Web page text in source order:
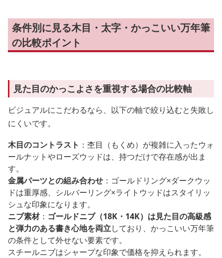
条件別に見る木目・太字・かっこいい万年筆
の比較ポイント
見た目のかっこよさを重視する場合の比較軸
ビジュアルにこだわるなら、以下の軸で絞り込むと失敗し
にくいです。
木目のコントラスト ：杢目（もくめ）が複雑に入ったウォ
ールナットやローズウッドは、持つだけで存在感が出ま
す。
金属パーツとの組み合わせ ：ゴールドリング×ダークウッ
ドは重厚感、シルバーリング×ライトウッドはスタイリッ
シュな印象になります。
ニブ素材： ゴールドニブ（18K・14K）は見た目の高級感
と弾力のある書き心地を両立しており、かっこいい万年筆
の条件として外せない要素です。
スチールニブはシャープな印象で価格を抑えられます。